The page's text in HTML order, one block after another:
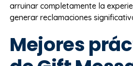
arruinar completamente la
generar reclamaciones
Mejores